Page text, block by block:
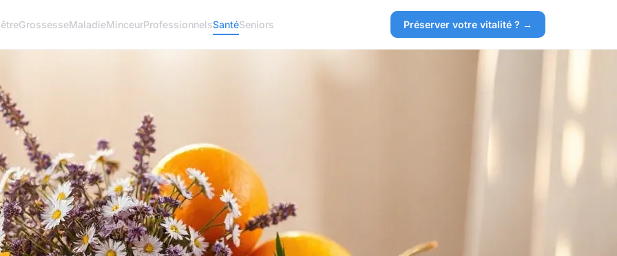
GrossesseMaladieMinceurProfessionnelsSantéSeniors Préserver votre vitalité ? →